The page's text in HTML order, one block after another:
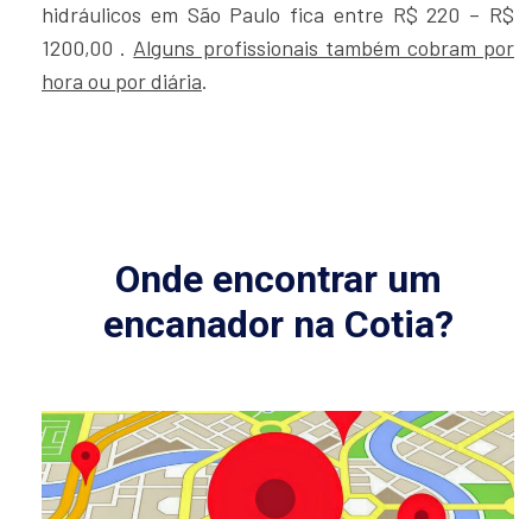
hidráulicos em São Paulo fica entre R$ 220 – R$
1200,00 . Alguns profissionais também cobram por
hora ou por diária.
Onde encontrar um
encanador na Cotia?